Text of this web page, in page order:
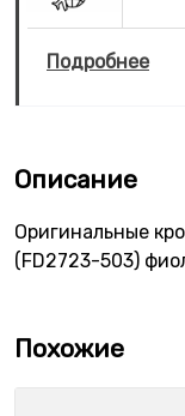
Подробнее
Описание
Оригинальные
(FD2723-503)
Похожие